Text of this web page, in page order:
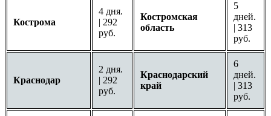
Кострома
4 дня.
| 292
руб.
Костромская
область
5
дней.
| 313
руб.
Краснодар
2 дня.
| 292
руб.
Краснодарский
край
6
дней.
| 313
руб.